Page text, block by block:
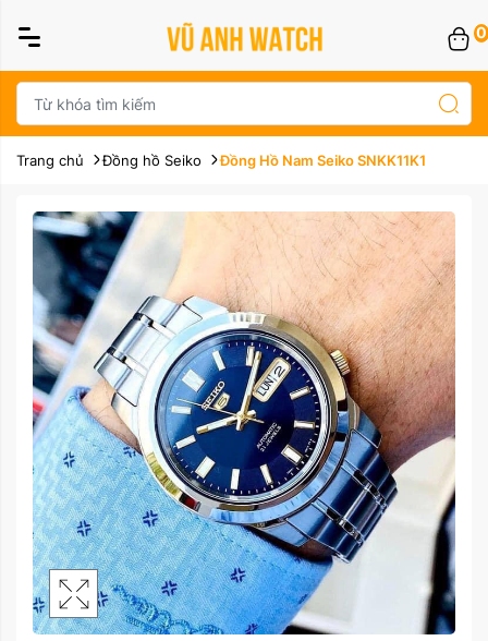
0
Trang chủ Đồng hồ Seiko Đồng Hồ Nam Seiko SNKK11K1